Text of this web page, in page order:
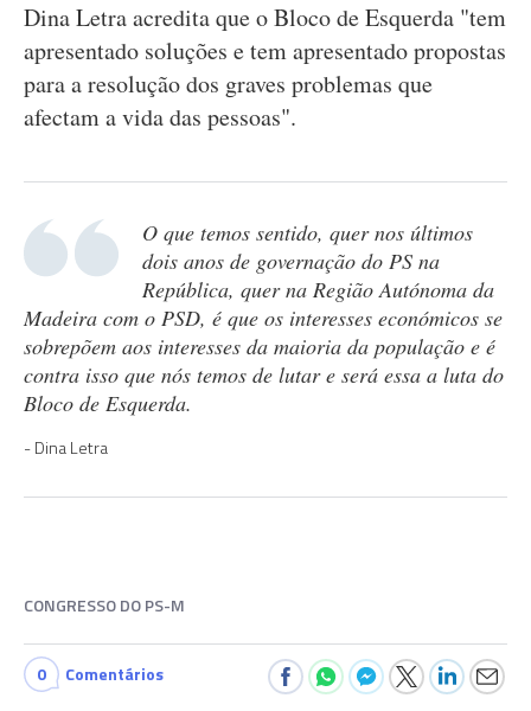
Dina Letra acredita que o Bloco de Esquerda "tem
apresentado soluções e tem apresentado propostas
para a resolução dos graves problemas que
afectam a vida das pessoas".
O que temos sentido, quer nos últimos
dois anos de governação do PS na
República, quer na Região Autónoma da
Madeira com o PSD, é que os interesses económicos se
sobrepõem aos interesses da maioria da população e é
contra isso que nós temos de lutar e será essa a luta do
Bloco de Esquerda.
Dina Letra
CONGRESSO DO PS-M
0 Comentários